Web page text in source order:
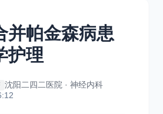
并帕金森病患
护理
沈阳二四二医院 · 神经内科